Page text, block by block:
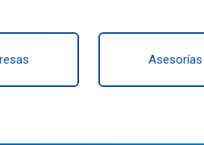
Asesorías